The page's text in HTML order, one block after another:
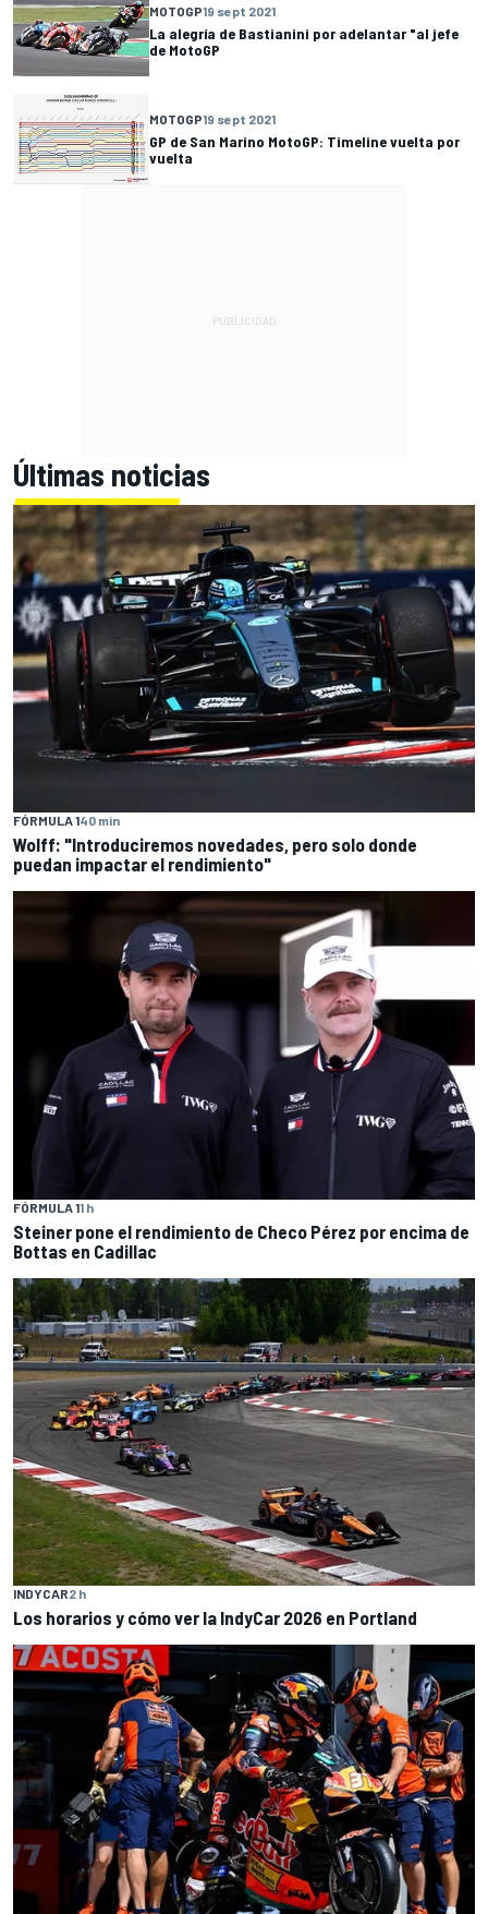
MOTOGP19 sept 2021
La alegría de Bastianini por adelantar "al jefe
de MotoGP
MOTOGP19 sept 2021
GP de San Marino MotoGP: Timeline vuelta por
vuelta
Últimas noticias
FÓRMULA 140 min
Wolff: "Introduciremos novedades, pero solo donde
puedan impactar el rendimiento"
FÓRMULA 11 h
Steiner pone el rendimiento de Checo Pérez por encima de
Bottas en Cadillac
INDYCAR2 h
Los horarios y cómo ver la IndyCar 2026 en Portland